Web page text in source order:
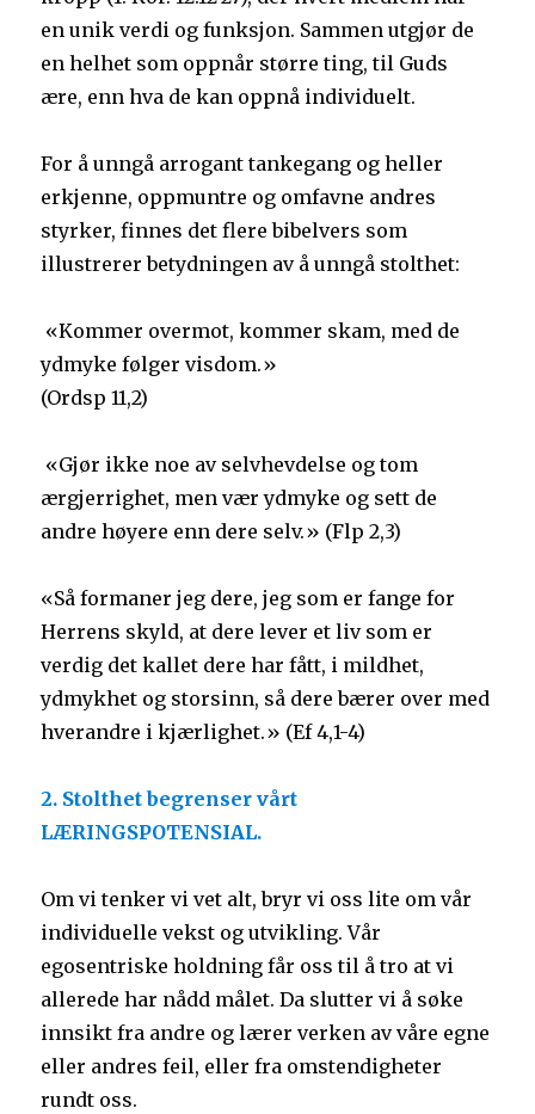
en unik verdi og funksjon. Sammen utgjør de
en helhet som oppnår større ting, til Guds
ære, enn hva de kan oppnå individuelt.
For å unngå arrogant tankegang og heller
erkjenne, oppmuntre og omfavne andres
styrker, finnes det flere bibelvers som
illustrerer betydningen av å unngå stolthet:
«Kommer overmot, kommer skam, med de
ydmyke følger visdom.»
(Ordsp 11,2)
«Gjør ikke noe av selvhevdelse og tom
ærgjerrighet, men vær ydmyke og sett de
andre høyere enn dere selv.» (Flp 2,3)
«Så formaner jeg dere, jeg som er fange for
Herrens skyld, at dere lever et liv som er
verdig det kallet dere har fått, i mildhet,
ydmykhet og storsinn, så dere bærer over med
hverandre i kjærlighet.» (Ef 4,1-4)
2. Stolthet begrenser vårt
LÆRINGSPOTENSIAL.
Om vi tenker vi vet alt, bryr vi oss lite om vår
individuelle vekst og utvikling. Vår
egosentriske holdning får oss til å tro at vi
allerede har nådd målet. Da slutter vi å søke
innsikt fra andre og lærer verken av våre egne
eller andres feil, eller fra omstendigheter
rundt oss.